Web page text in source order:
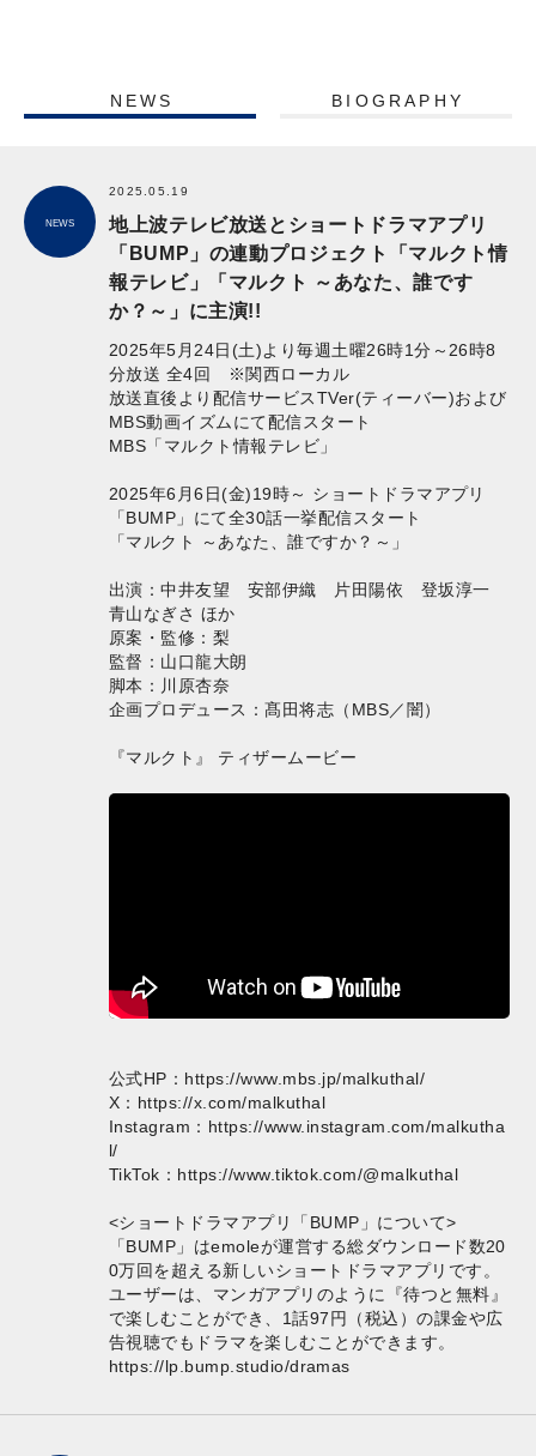
NEWS BIOGRAPHY
NEWS
2025.05.19
地上波テレビ放送とショートドラマアプリ
「BUMP」の連動プロジェクト「マルクト情
報テレビ」「マルクト ～あなた、誰です
か？～」に主演!!
2025年5月24日(土)より毎週土曜26時1分～26時8
分放送 全4回 ※関西ローカル
放送直後より配信サービスTVer(ティーバー)および
MBS動画イズムにて配信スタート
MBS「マルクト情報テレビ」
2025年6月6日(金)19時～ ショートドラマアプリ
「BUMP」にて全30話一挙配信スタート
「マルクト ～あなた、誰ですか？～」
出演：中井友望 安部伊織 片田陽依 登坂淳一
青山なぎさ ほか
原案・監修：梨
監督：山口龍大朗
脚本：川原杏奈
企画プロデュース：髙田将志（MBS／闇）
『マルクト』 ティザームービー
公式HP： https://www.mbs.jp/malkuthal/
X： https://x.com/malkuthal
Instagram： https://www.instagram.com/malkutha
l/
TikTok： https://www.tiktok.com/@malkuthal
<ショートドラマアプリ「BUMP」について>
「BUMP」はemoleが運営する総ダウンロード数20
0万回を超える新しいショートドラマアプリです。
ユーザーは、マンガアプリのように『待つと無料』
で楽しむことができ、1話97円（税込）の課金や広
告視聴でもドラマを楽しむことができます。
https://lp.bump.studio/dramas